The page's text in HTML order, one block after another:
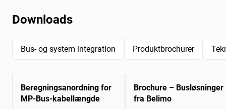
Downloads
Bus- og system integration Produktbrochurer
Beregningsanordning for
MP-Bus-kabellængde
Brochure – Busløsninger
fra Belimo